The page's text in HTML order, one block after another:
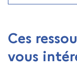
Ces
vous